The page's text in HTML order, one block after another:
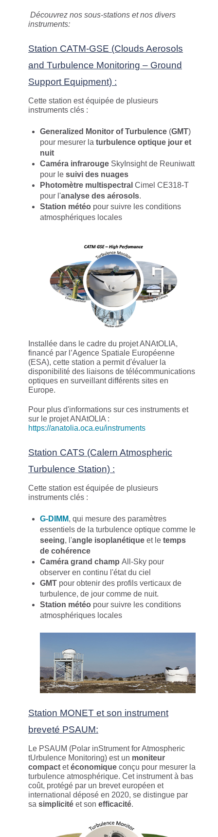
Découvrez nos sous-stations et nos divers
instruments:
Station CATM-GSE (Clouds Aerosols
and Turbulence Monitoring – Ground
Support Equipment) :
Cette station est équipée de plusieurs
instruments clés :
Generalized Monitor of Turbulence (GMT)
pour mesurer la turbulence optique jour et
nuit
Caméra infrarouge SkyInsight de Reuniwatt
pour le suivi des nuages
Photomètre multispectral Cimel CE318-T
pour l'analyse des aérosols.
Station météo pour suivre les conditions
atmosphériques locales
Installée dans le cadre du projet ANAtOLIA,
financé par l’Agence Spatiale Européenne
(ESA), cette station a permit d'évaluer la
disponibilité des liaisons de télécommunications
optiques en surveillant différents sites en
Europe.
Pour plus d'informations sur ces instruments et
sur le projet ANAtOLIA :
https://anatolia.oca.eu/instruments
Station CATS (Calern Atmospheric
Turbulence Station) :
Cette station est équipée de plusieurs
instruments clés :
G-DIMM, qui mesure des paramètres
essentiels de la turbulence optique comme le
seeing, l'angle isoplanétique et le temps
de cohérence
Caméra grand champ All-Sky pour
observer en continu l'état du ciel
GMT pour obtenir des profils verticaux de
turbulence, de jour comme de nuit.
Station météo pour suivre les conditions
atmosphériques locales
Station MONET et son instrument
breveté PSAUM:
Le PSAUM (Polar inStrument for Atmospheric
tUrbulence Monitoring) est un moniteur
compact etéconomique conçu pour mesurer la
turbulence atmosphérique. Cet instrument à bas
coût, protégé par un brevet européen et
international déposé en 2020, se distingue par
sa simplicité et son efficacité.